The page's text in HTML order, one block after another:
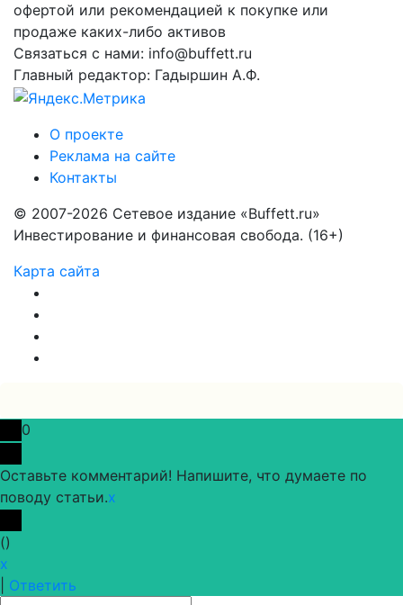
офертой или рекомендацией к покупке или
продаже каких-либо активов
Связаться с нами: info@buffett.ru
Главный редактор: Гадыршин А.Ф.
О проекте
Реклама на сайте
Контакты
© 2007-2026 Сетевое издание «Buffett.ru»
Инвестирование и финансовая свобода. (16+)
Карта сайта
0
Оставьте комментарий! Напишите, что думаете по
поводу статьи.x
()
x
Ответить